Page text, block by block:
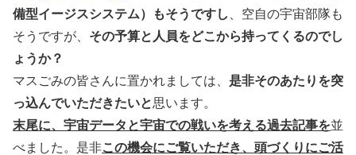
備型イージスシステム）もそうですし
、空自の宇宙部隊も
そうですが、 その予算と人員をどこから持ってくるのでし
ょうか？
マスごみの皆さんに置かれましては、 是非そのあたりを突
っ込んでいただきたいと思います。
末尾に、宇宙データと宇宙での戦いを考える過去記事を並
べました。是非この機会にご覧いただき、頭づくりにご活